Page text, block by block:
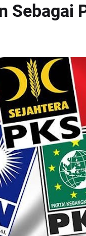
Sebagai